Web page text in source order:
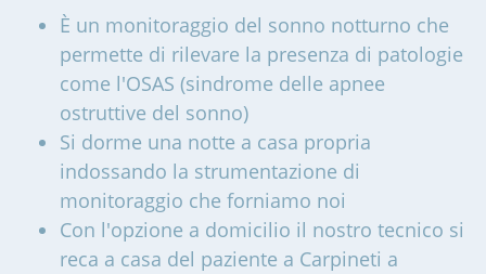
È un monitoraggio del sonno notturno che
permette di rilevare la presenza di patologie
come l'OSAS (sindrome delle apnee
ostruttive del sonno)
Si dorme una notte a casa propria
indossando la strumentazione di
monitoraggio che forniamo noi
Con l'opzione a domicilio il nostro tecnico si
reca a casa del paziente a Carpineti a